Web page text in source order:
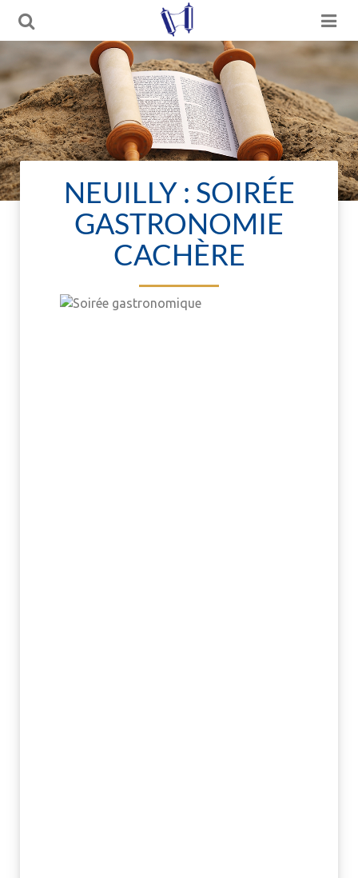
NEUILLY : SOIRÉE
GASTRONOMIE
CACHÈRE